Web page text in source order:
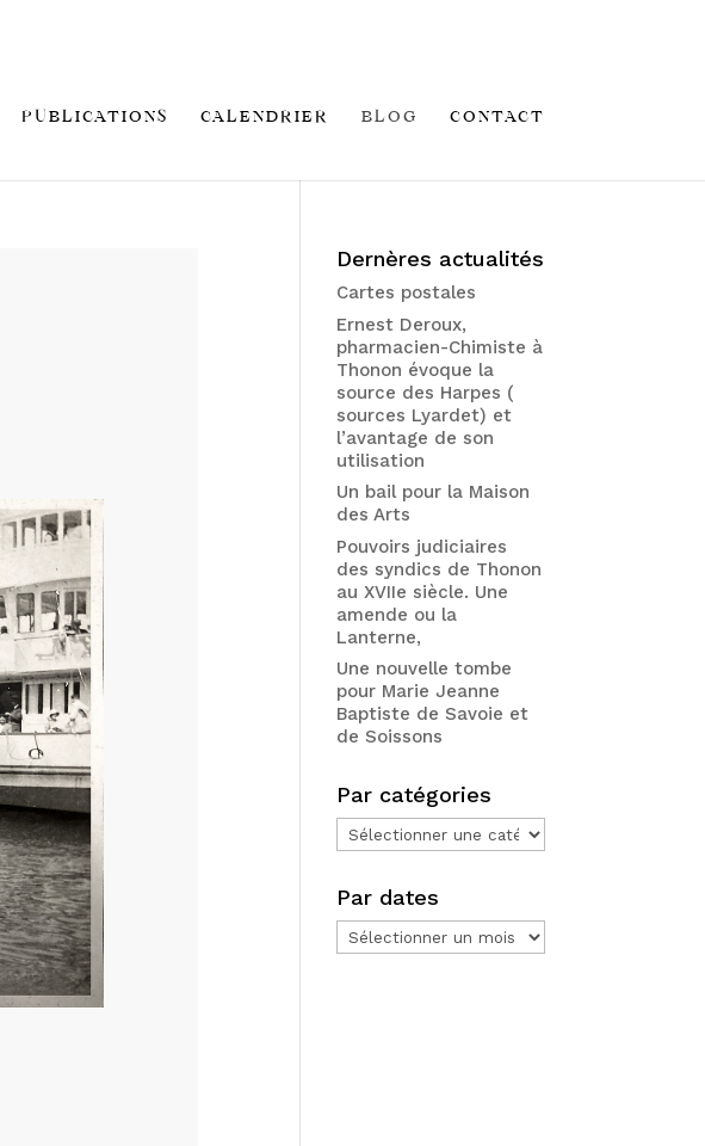
PUBLICATIONS CALENDRIER BLOG CONTACT
Dernères actualités
Cartes postales
Ernest Deroux,
pharmacien-Chimiste à
Thonon évoque la
source des Harpes (
sources Lyardet) et
l’avantage de son
utilisation
Un bail pour la Maison
des Arts
Pouvoirs judiciaires
des syndics de Thonon
au XVIIe siècle. Une
amende ou la
Lanterne,
Une nouvelle tombe
pour Marie Jeanne
Baptiste de Savoie et
de Soissons
Par catégories
Par
catégories
Par dates
Par
dates